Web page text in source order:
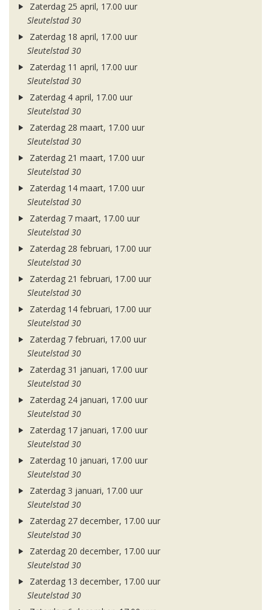
Zaterdag 25 april, 17.00 uur
Sleutelstad 30
Zaterdag 18 april, 17.00 uur
Sleutelstad 30
Zaterdag 11 april, 17.00 uur
Sleutelstad 30
Zaterdag 4 april, 17.00 uur
Sleutelstad 30
Zaterdag 28 maart, 17.00 uur
Sleutelstad 30
Zaterdag 21 maart, 17.00 uur
Sleutelstad 30
Zaterdag 14 maart, 17.00 uur
Sleutelstad 30
Zaterdag 7 maart, 17.00 uur
Sleutelstad 30
Zaterdag 28 februari, 17.00 uur
Sleutelstad 30
Zaterdag 21 februari, 17.00 uur
Sleutelstad 30
Zaterdag 14 februari, 17.00 uur
Sleutelstad 30
Zaterdag 7 februari, 17.00 uur
Sleutelstad 30
Zaterdag 31 januari, 17.00 uur
Sleutelstad 30
Zaterdag 24 januari, 17.00 uur
Sleutelstad 30
Zaterdag 17 januari, 17.00 uur
Sleutelstad 30
Zaterdag 10 januari, 17.00 uur
Sleutelstad 30
Zaterdag 3 januari, 17.00 uur
Sleutelstad 30
Zaterdag 27 december, 17.00 uur
Sleutelstad 30
Zaterdag 20 december, 17.00 uur
Sleutelstad 30
Zaterdag 13 december, 17.00 uur
Sleutelstad 30